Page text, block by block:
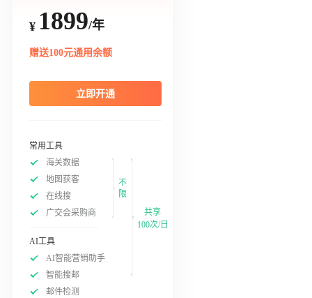
¥ 1899/年
赠送100元通用余额
立即开通
常用工具
海关数据
地图获客
在线搜
广交会采购商
不
限
AI工具
AI智能营销助手
智能搜邮
邮件检测
共享
100次/日